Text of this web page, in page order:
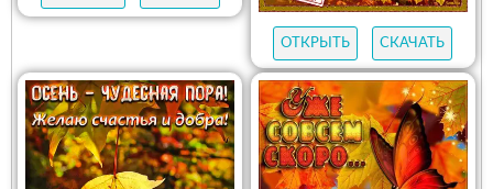
ОТКРЫТЬ СКАЧАТЬ